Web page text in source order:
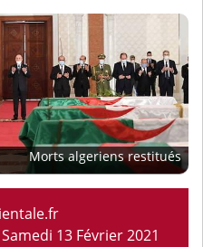
Morts algeriens restitués
Samedi 13 Février 2021